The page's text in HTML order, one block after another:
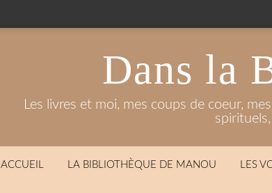
Dans la
Les livres et moi, mes coups de coeur,
ACCUEIL LA BIBLIOTHÈQUE DE MANOU LES